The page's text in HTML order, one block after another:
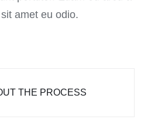
amet eu odio.
THE PROCESS